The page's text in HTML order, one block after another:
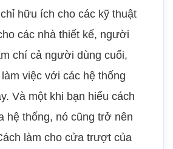
hữu ích cho các kỹ thuật
các nhà thiết kế, người
chí cả người dùng cuối,
việc với các hệ thống
Và một khi bạn hiểu cách
hệ thống, nó cũng trở nên
làm cho cửa trượt của